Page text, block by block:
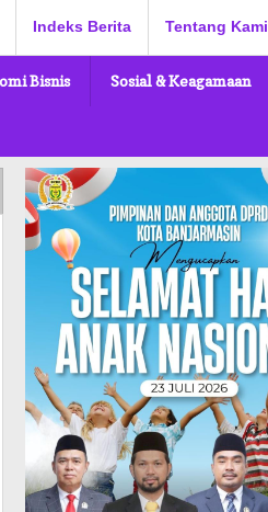
Indeks Berita Tentang Kami
Bisnis Sosial & Keagamaan